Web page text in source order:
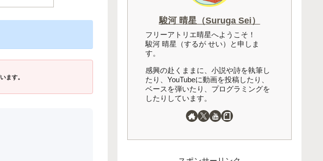
ます。
駿河 晴星（Suruga Sei）
フリーアトリエ晴星へようこそ！
駿河 晴星（するが せい）と申しま
す。
感興の赴くままに、小説や詩を執筆し
たり、YouTubeに動画を投稿したり、
ベースを弾いたり、プログラミングを
したりしています。